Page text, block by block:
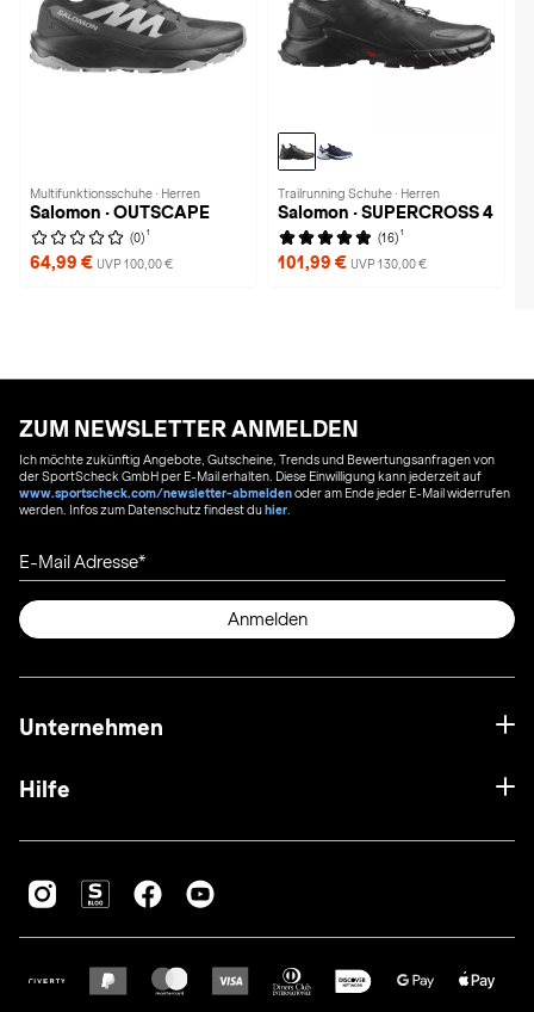
Multifunktionsschuhe · Herren
Salomon · OUTSCAPE
(0) 1
64,99 € UVP 100,00 €
Trailrunning Schuhe · Herren
Salomon · SUPERCROSS 4
(16) 1
101,99 € UVP 130,00 €
ZUM NEWSLETTER ANMELDEN
Ich möchte zukünftig Angebote, Gutscheine, Trends und Bewertungsanfragen von
der SportScheck GmbH per E-Mail erhalten. Diese Einwilligung kann jederzeit auf
www.sportscheck.com/newsletter-abmeldenoder am Ende jeder E-Mail widerrufen
werden. Infos zum Datenschutz findest duhier
E-Mail Adresse
Anmelden
Unternehmen
Hilfe